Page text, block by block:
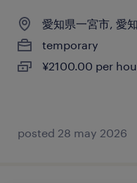
愛知県一宮市, 愛
temporary
¥2100.00 per
posted 28 may 2026